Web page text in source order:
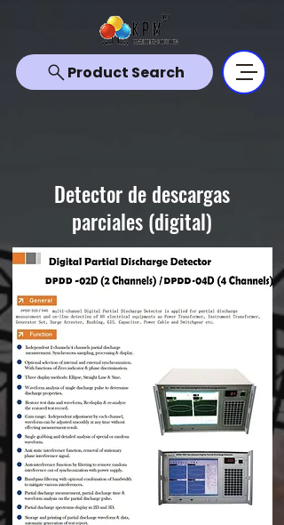
Product Search
Detector de descargas
parciales (digital)